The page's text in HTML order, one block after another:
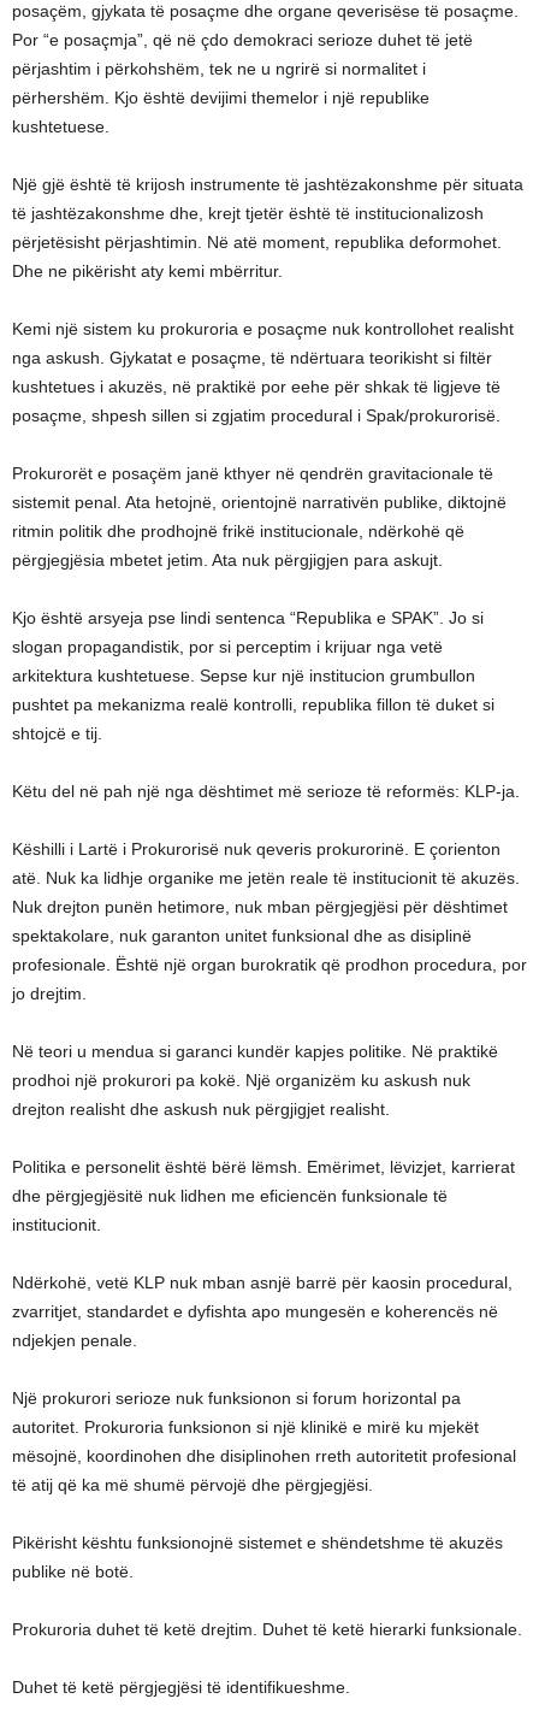
posaçëm, gjykata të posaçme dhe organe qeverisëse të posaçme.
Por “e posaçmja”, që në çdo demokraci serioze duhet të jetë
përjashtim i përkohshëm, tek ne u ngrirë si normalitet i
përhershëm. Kjo është devijimi themelor i një republike
kushtetuese.
Një gjë është të krijosh instrumente të jashtëzakonshme për situata
të jashtëzakonshme dhe, krejt tjetër është të institucionalizosh
përjetësisht përjashtimin. Në atë moment, republika deformohet.
Dhe ne pikërisht aty kemi mbërritur.
Kemi një sistem ku prokuroria e posaçme nuk kontrollohet realisht
nga askush. Gjykatat e posaçme, të ndërtuara teorikisht si filtër
kushtetues i akuzës, në praktikë por eehe për shkak të ligjeve të
posaçme, shpesh sillen si zgjatim procedural i Spak/prokurorisë.
Prokurorët e posaçëm janë kthyer në qendrën gravitacionale të
sistemit penal. Ata hetojnë, orientojnë narrativën publike, diktojnë
ritmin politik dhe prodhojnë frikë institucionale, ndërkohë që
përgjegjësia mbetet jetim. Ata nuk përgjigjen para askujt.
Kjo është arsyeja pse lindi sentenca “Republika e SPAK”. Jo si
slogan propagandistik, por si perceptim i krijuar nga vetë
arkitektura kushtetuese. Sepse kur një institucion grumbullon
pushtet pa mekanizma realë kontrolli, republika fillon të duket si
shtojcë e tij.
Këtu del në pah një nga dështimet më serioze të reformës: KLP-ja.
Këshilli i Lartë i Prokurorisë nuk qeveris prokurorinë. E çorienton
atë. Nuk ka lidhje organike me jetën reale të institucionit të akuzës.
Nuk drejton punën hetimore, nuk mban përgjegjësi për dështimet
spektakolare, nuk garanton unitet funksional dhe as disiplinë
profesionale. Është një organ burokratik që prodhon procedura, por
jo drejtim.
Në teori u mendua si garanci kundër kapjes politike. Në praktikë
prodhoi një prokurori pa kokë. Një organizëm ku askush nuk
drejton realisht dhe askush nuk përgjigjet realisht.
Politika e personelit është bërë lëmsh. Emërimet, lëvizjet, karrierat
dhe përgjegjësitë nuk lidhen me eficiencën funksionale të
institucionit.
Ndërkohë, vetë KLP nuk mban asnjë barrë për kaosin procedural,
zvarritjet, standardet e dyfishta apo mungesën e koherencës në
ndjekjen penale.
Një prokurori serioze nuk funksionon si forum horizontal pa
autoritet. Prokuroria funksionon si një klinikë e mirë ku mjekët
mësojnë, koordinohen dhe disiplinohen rreth autoritetit profesional
të atij që ka më shumë përvojë dhe përgjegjësi.
Pikërisht kështu funksionojnë sistemet e shëndetshme të akuzës
publike në botë.
Prokuroria duhet të ketë drejtim. Duhet të ketë hierarki funksionale.
Duhet të ketë përgjegjësi të identifikueshme.